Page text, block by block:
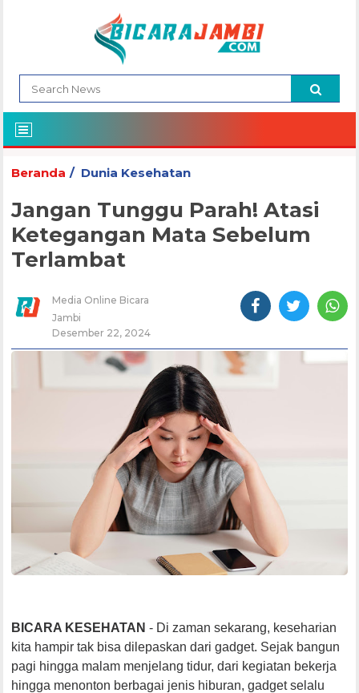
Beranda Dunia Kesehatan
Jangan Tunggu Parah! Atasi
Ketegangan Mata Sebelum
Terlambat
Media Online Bicara
Jambi
Desember 22, 2024
BICARA KESEHATAN - Di zaman sekarang, keseharian
kita hampir tak bisa dilepaskan dari gadget. Sejak bangun
pagi hingga malam menjelang tidur, dari kegiatan bekerja
hingga menonton berbagai jenis hiburan, gadget selalu